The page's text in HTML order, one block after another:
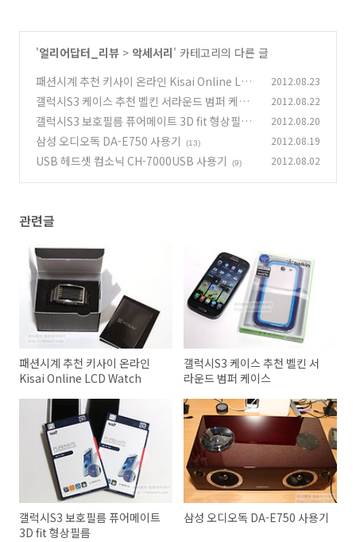
'얼리어답터_리뷰 > 악세서리' 카테고리의 다른 글
패션시계 추천 키사이 온라인 Kisai Online LCD
Watch (6)
2012.08.23
갤럭시S3 케이스 추천 벨킨 서라운드 범퍼 케이
스
(9)
2012.08.22
갤럭시S3 보호필름 퓨어메이트 3D fit 형상필름
(11)
2012.08.20
삼성 오디오독 DA-E750 사용기 (13) 2012.08.19
USB 헤드셋 컴소닉 CH-7000USB 사용기 (9) 2012.08.02
관련글
패션시계 추천 키사이 온라인
Kisai Online LCD Watch
갤럭시S3 케이스 추천 벨킨 서
라운드 범퍼 케이스
갤럭시S3 보호필름 퓨어메이트
3D fit 형상필름
삼성 오디오독 DA-E750 사용기